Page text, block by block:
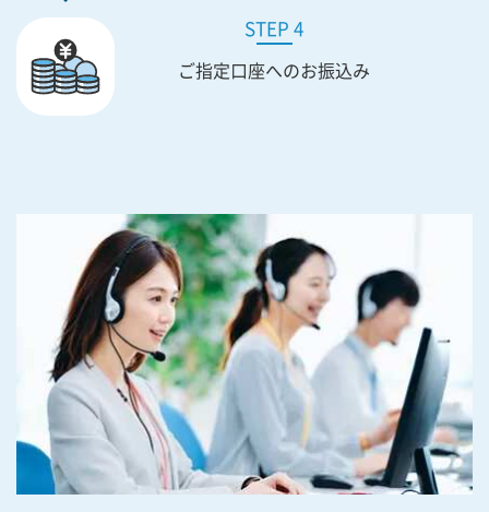
STEP 4
ご指定口座へのお振込み